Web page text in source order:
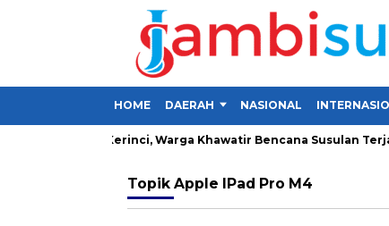
HOME DAERAH NASIONAL
Lima Desa di Kerinci, Warga Khawatir Bencana Susulan Terjadi
Topik Apple IPad Pro M4